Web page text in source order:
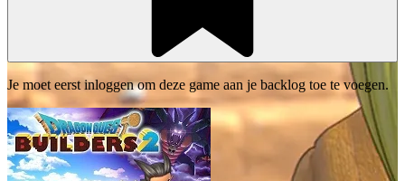
Je moet eerst inloggen om deze game aan je backlog toe te voegen.